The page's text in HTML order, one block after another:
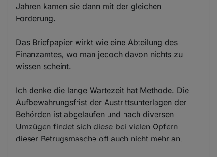
Jahren kamen sie dann mit der gleichen
Forderung.
Das Briefpapier wirkt wie eine Abteilung des
Finanzamtes, wo man jedoch davon nichts zu
wissen scheint.
Ich denke die lange Wartezeit hat Methode. Die
Aufbewahrungsfrist der Austrittsunterlagen der
Behörden ist abgelaufen und nach diversen
Umzügen findet sich diese bei vielen Opfern
dieser Betrugsmasche oft auch nicht mehr an.